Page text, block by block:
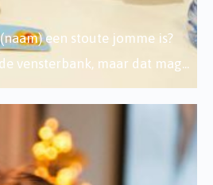
een stoute jomme is?
vensterbank, maar dat mag...